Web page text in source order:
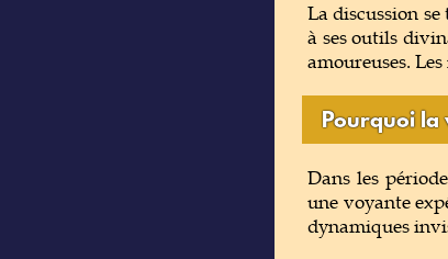
La discussion
à ses outils
amoureuses.
Pourquoi la
Dans les
une voyante
dynamiques